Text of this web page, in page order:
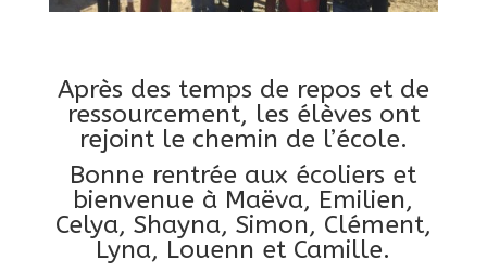
Après des temps de repos et de
ressourcement, les élèves ont
rejoint le chemin de l’école.
Bonne rentrée aux écoliers et
bienvenue à Maëva, Emilien,
Celya, Shayna, Simon, Clément,
Lyna, Louenn et Camille.